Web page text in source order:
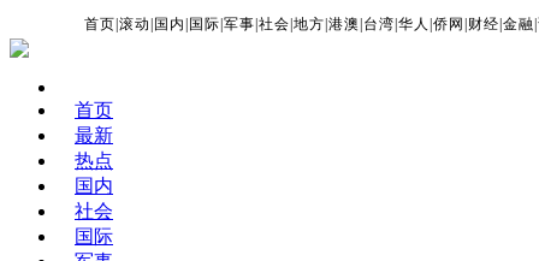
首页 |滚动 国内 国际 |军事 |社会 |地方 |港澳 台湾 |华人 |侨网 财经 |金融 |
首页
最新
热点
国内
社会
国际